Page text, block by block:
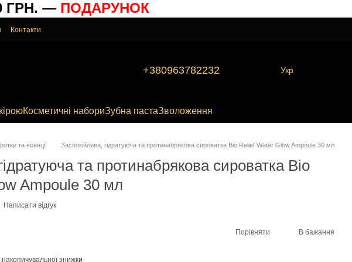
—ПОДАРУНОК
Контакти
+380963782232 Укр
Косметичні набориЗубна пастаЗволоження
та есенції Заспокійлива, гідратуюча та протинабрякова сироватка Bio Relief Water Glow Ampoule 30 мл
та протинабрякова сироватка Bio
Ampoule 30 мл
Написати відгук
Порівняти В бажання
знижки